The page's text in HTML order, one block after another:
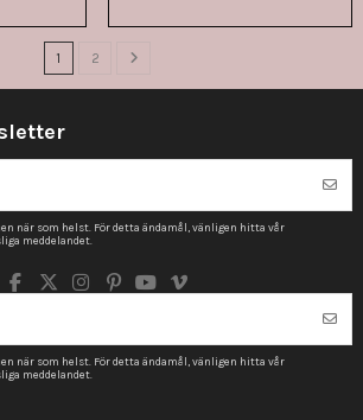
1 2
när som helst. För detta ändamål, vänligen hitta vår
meddelandet.
när som helst. För detta ändamål, vänligen hitta vår
meddelandet.